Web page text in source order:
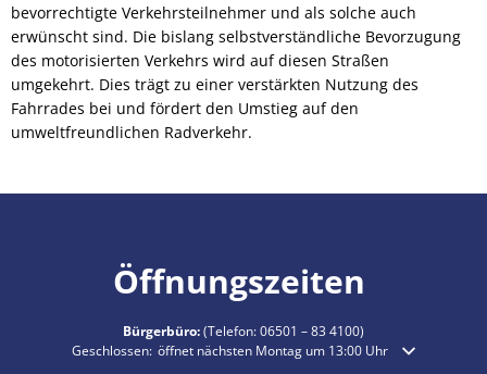
bevorrechtigte Verkehrsteilnehmer und als solche auch
erwünscht sind. Die bislang selbstverständliche Bevorzugung
des motorisierten Verkehrs wird auf diesen Straßen
umgekehrt. Dies trägt zu einer verstärkten Nutzung des
Fahrrades bei und fördert den Umstieg auf den
umweltfreundlichen Radverkehr.
Öffnungszeiten
Bürgerbüro:(Telefon:06501 – 83 4100)
Klicken, um weitere Öffnungs- oder Schließzeiten auszublenden
Geschlossen: öffnet nächsten Montag um 13:00 Uhr